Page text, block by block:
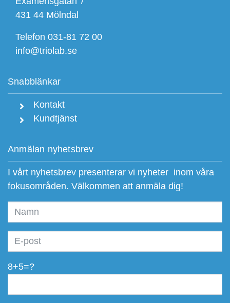
431 44 Mölndal
Telefon 031-81 72 00
info@triolab.se
Snabblänkar
Kontakt
Kundtjänst
Anmälan nyhetsbrev
I vårt nyhetsbrev presenterar vi nyheter inom våra
fokusområden. Välkommen att anmäla dig!
8+5=?